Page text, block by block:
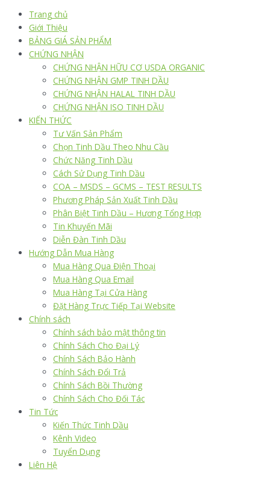
Trang chủ
Giới Thiệu
BẢNG GIÁ SẢN PHẨM
CHỨNG NHẬN
CHỨNG NHẬN HỮU CƠ USDA ORGANIC
CHỨNG NHẬN GMP TINH DẦU
CHỨNG NHẬN HALAL TINH DẦU
CHỨNG NHẬN ISO TINH DẦU
KIẾN THỨC
Tư Vấn Sản Phẩm
Chọn Tinh Dầu Theo Nhu Cầu
Chức Năng Tinh Dầu
Cách Sử Dụng Tinh Dầu
COA – MSDS – GCMS – TEST RESULTS
Phương Pháp Sản Xuất Tinh Dầu
Phân Biệt Tinh Dầu – Hương Tổng Hợp
Tin Khuyến Mãi
Diễn Đàn Tinh Dầu
Hướng Dẫn Mua Hàng
Mua Hàng Qua Điện Thoại
Mua Hàng Qua Email
Mua Hàng Tại Cửa Hàng
Đặt Hàng Trực Tiếp Tại Website
Chính sách
Chính sách bảo mật thông tin
Chính Sách Cho Đại Lý
Chính Sách Bảo Hành
Chính Sách Đổi Trả
Chính Sách Bồi Thường
Chính Sách Cho Đối Tác
Tin Tức
Kiến Thức Tinh Dầu
Kênh Video
Tuyển Dụng
Liên Hệ